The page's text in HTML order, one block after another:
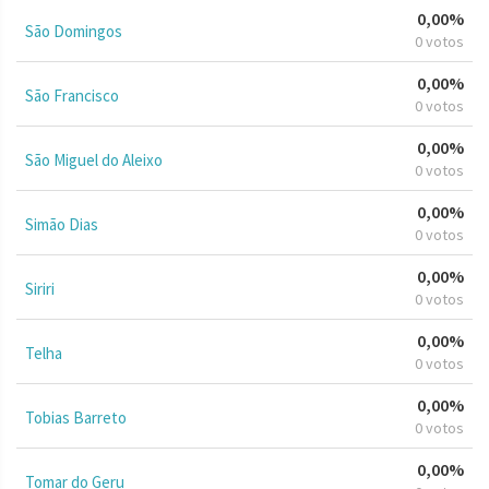
São Domingos
0,00%
0 votos
São Francisco
0,00%
0 votos
São Miguel do Aleixo
0,00%
0 votos
Simão Dias
0,00%
0 votos
Siriri
0,00%
0 votos
Telha
0,00%
0 votos
Tobias Barreto
0,00%
0 votos
Tomar do Geru
0,00%